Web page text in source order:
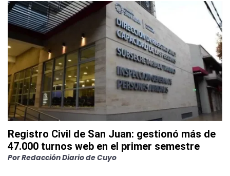
Registro Civil de San Juan: gestionó más de
47.000 turnos web en el primer semestre
PorRedacción Diario de Cuyo